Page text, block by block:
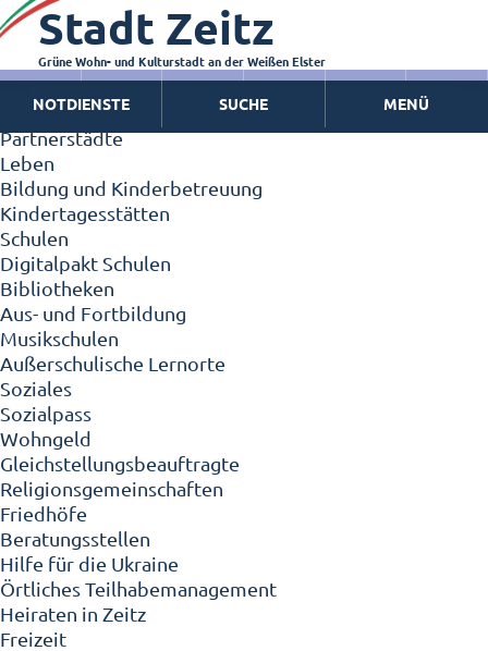
Zeitz - Die Kleinstadt
Willkommen in Zeitz!
Interview mit Oberbürgermeister Christian Thieme
Zeitz - Stadt der Zukunft
Ortschaften
Partnerstädte
Leben
Bildung und Kinderbetreuung
Kindertagesstätten
Schulen
Digitalpakt Schulen
Bibliotheken
Aus- und Fortbildung
Musikschulen
Außerschulische Lernorte
Soziales
Sozialpass
Wohngeld
Gleichstellungsbeauftragte
Religionsgemeinschaften
Friedhöfe
Beratungsstellen
Hilfe für die Ukraine
Örtliches Teilhabemanagement
Heiraten in Zeitz
Freizeit
Stadt Zeitz
Grüne Wohn- und Kulturstadt an der Weißen Elster
NOTDIENSTE SUCHE MENÜ